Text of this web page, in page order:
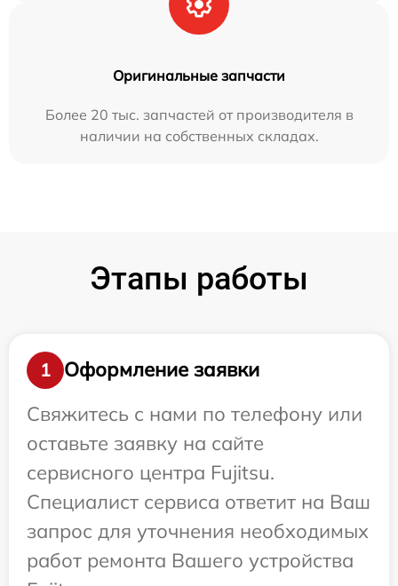
Оригинальные запчасти
Более 20 тыс. запчастей от производителя в
наличии на собственных складах.
Этапы работы
1
Оформление заявки
Свяжитесь с нами по телефону или
оставьте заявку на сайте
сервисного центра Fujitsu.
Специалист сервиса ответит на Ваш
запрос для уточнения необходимых
работ ремонта Вашего устройства